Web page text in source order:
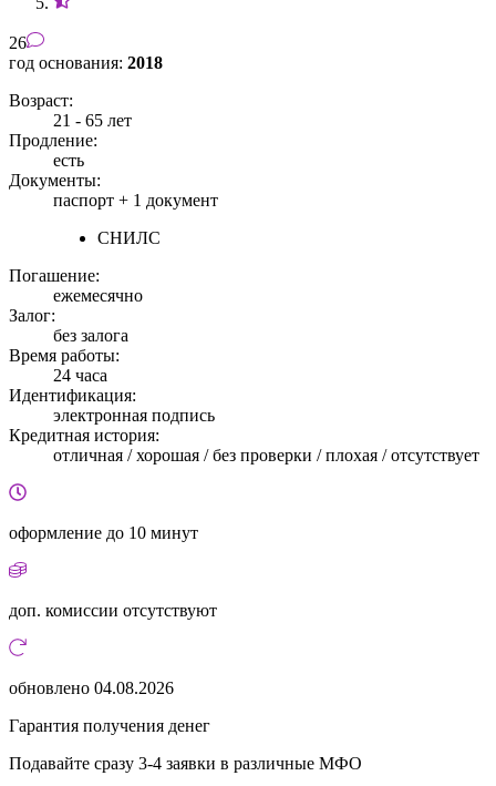
26
год основания: 2018
Возраст:
21 - 65 лет
Продление:
есть
Документы:
паспорт + 1 документ
СНИЛС
Погашение:
ежемесячно
Залог:
без залога
Время работы:
24 часа
Идентификация:
электронная подпись
Кредитная история:
отличная / хорошая / без проверки / плохая / отсутствует
оформление до 10 минут
доп. комиссии отсутствуют
обновлено 04.08.2026
Гарантия получения денег
Подавайте сразу 3-4 заявки в различные МФО